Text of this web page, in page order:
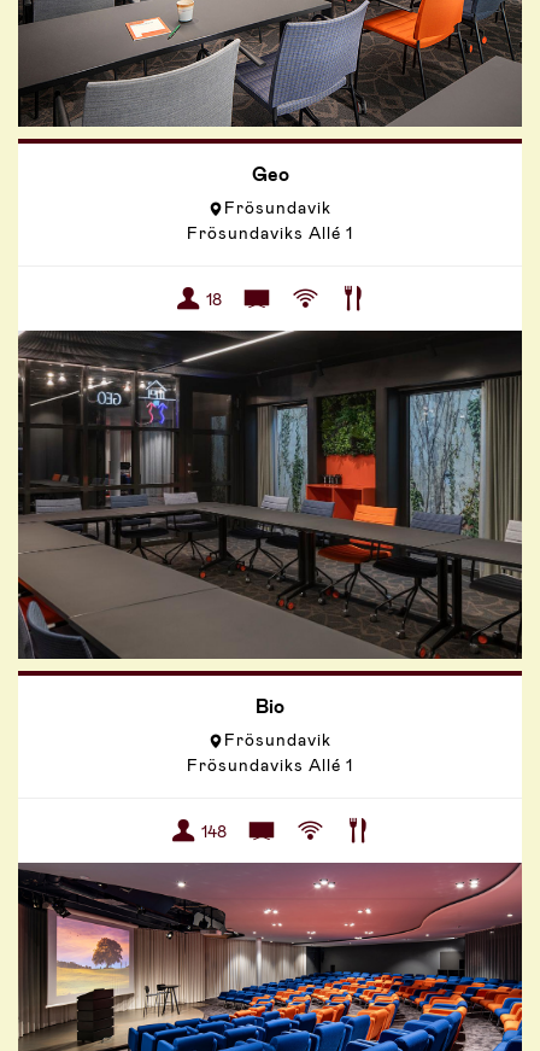
Geo
Frösundavik
Frösundaviks Allé 1
18
Bio
Frösundavik
Frösundaviks Allé 1
148